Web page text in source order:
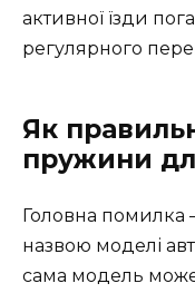
активної їзди
регулярного
Як
пружини
Головна
назвою моделі
сама модель може